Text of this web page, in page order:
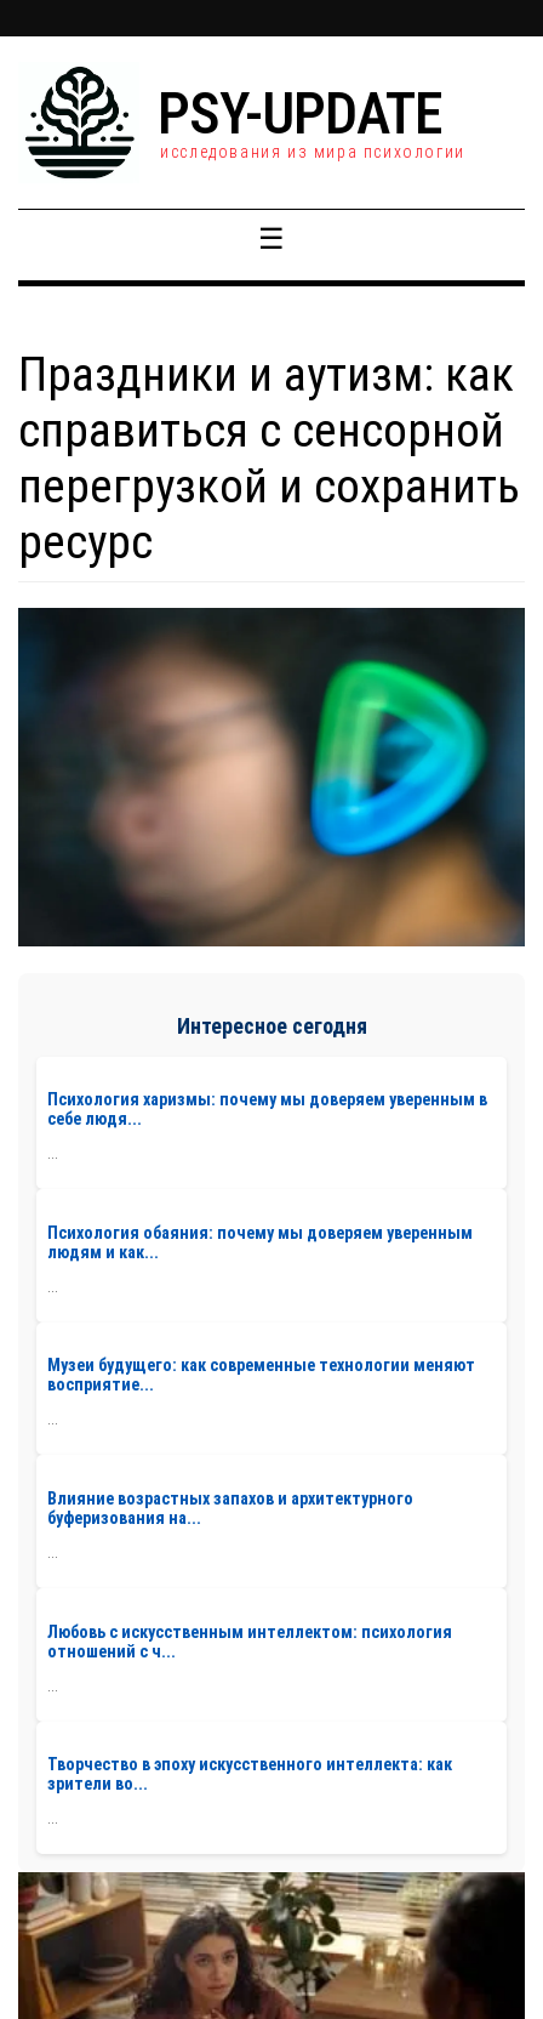
PSY-UPDATE
исследования из мира психологии
☰
Праздники и аутизм: как
справиться с сенсорной
перегрузкой и сохранить
ресурс
Интересное сегодня
Психология харизмы: почему мы доверяем уверенным в
себе людя...
...
Психология обаяния: почему мы доверяем уверенным
людям и как...
Музеи будущего: как современные технологии меняют
восприятие...
...
Влияние возрастных запахов и архитектурного
буферизования на...
...
Любовь с искусственным интеллектом: психология
отношений с ч...
Творчество в эпоху искусственного интеллекта: как
зрители во...
...